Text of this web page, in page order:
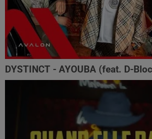
DYSTINCT - AYOUBA (feat. D-